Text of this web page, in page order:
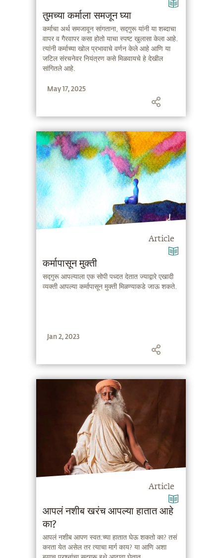
तुमच्या कर्माला समजून घ्या
कर्माचा अर्थ समजावून सांगताना, सद्गुरू यांनी या शब्दाचा
वापर व गैरवापर कसा होतो याचा स्पष्ट खुलासा केला आहे.
त्यांनी कर्माच्या खोल प्रभावाचे वर्णन केले आहे आणि या
जटिल संरचनेवर नियंत्रण कसे मिळवायचे हे देखील
सांगितले आहे.
May 17, 2025
Article
कर्मापासून मुक्ती
सद्गुरू आपल्याला एक सोपी पध्दत देतात ज्याद्वारे एखादी
व्यक्ती आपल्या कर्मापासून मुक्ती मिळण्याकडे जाऊ शकते.
Jan 2, 2023
Article
आपलं नशीब खरंच आपल्या हातात आहे
का?
आपलं नशीब आपण स्वत:च्या हातात घेऊ शकतो का? तसं
करता येत असेल तर त्याचा मार्ग काय? या आणि अशा